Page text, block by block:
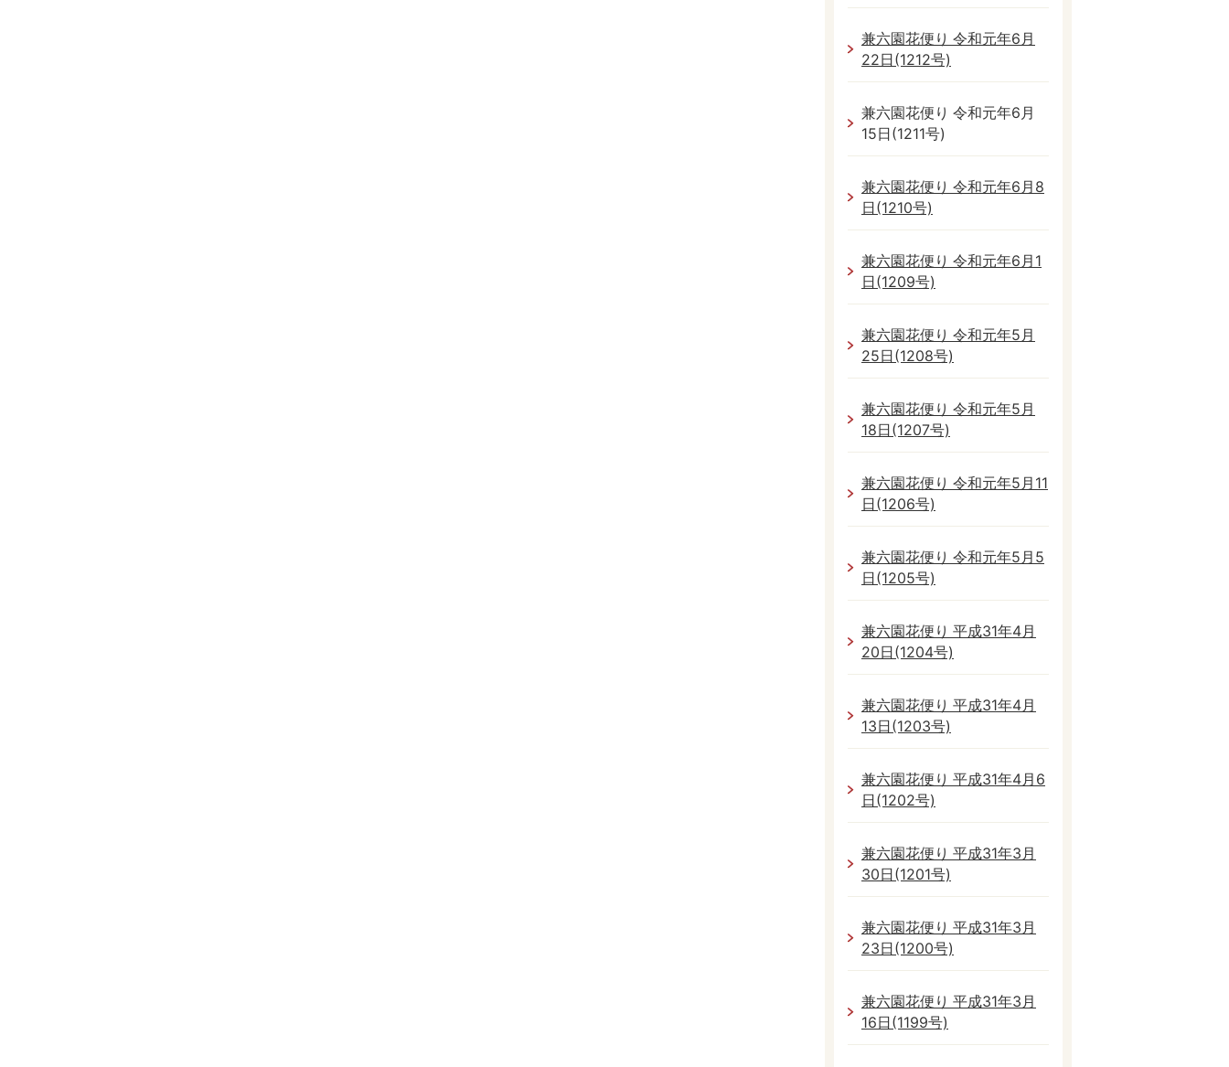
兼六園花便り 令和元年6月
22日(1212号)
兼六園花便り 令和元年6月
15日(1211号)
兼六園花便り 令和元年6月8
日(1210号)
兼六園花便り 令和元年6月1
日(1209号)
兼六園花便り 令和元年5月
25日(1208号)
兼六園花便り 令和元年5月
18日(1207号)
兼六園花便り 令和元年5月11
日(1206号)
兼六園花便り 令和元年5月5
日(1205号)
兼六園花便り 平成31年4月
20日(1204号)
兼六園花便り 平成31年4月
13日(1203号)
兼六園花便り 平成31年4月6
日(1202号)
兼六園花便り 平成31年3月
30日(1201号)
兼六園花便り 平成31年3月
23日(1200号)
兼六園花便り 平成31年3月
16日(1199号)